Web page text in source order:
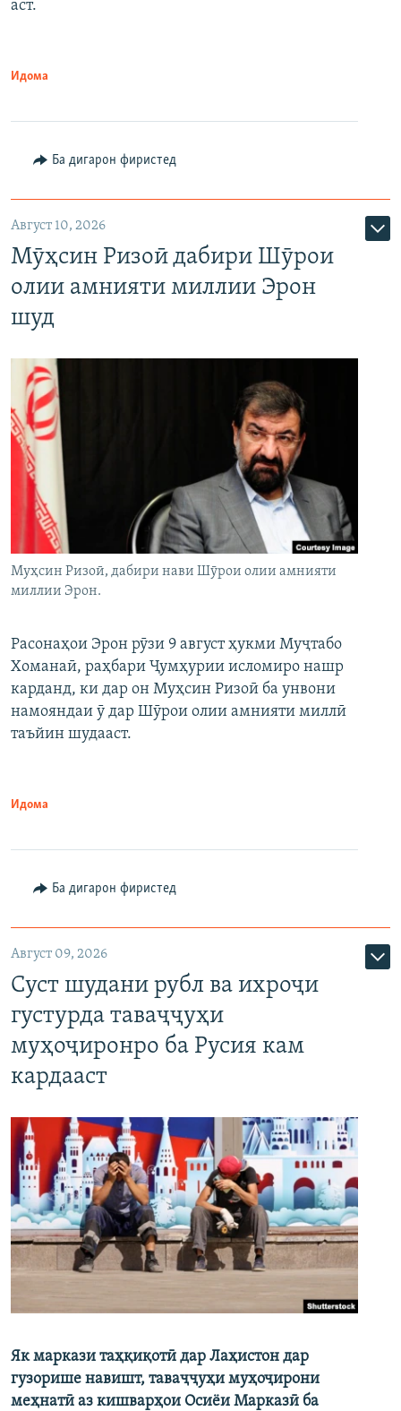
аст.
Идома
Ба дигарон фиристед
Август 10, 2026
Мӯҳсин Ризоӣ дабири Шӯрои
олии амнияти миллии Эрон
шуд
Муҳсин Ризоӣ, дабири нави Шӯрои олии амнияти
миллии Эрон.
Расонаҳои Эрон рӯзи 9 август ҳукми Муҷтабо
Хоманаӣ, раҳбари Ҷумҳурии исломиро нашр
карданд, ки дар он Муҳсин Ризоӣ ба унвони
намояндаи ӯ дар Шӯрои олии амнияти миллӣ
таъйин шудааст.
Идома
Ба дигарон фиристед
Август 09, 2026
Суст шудани рубл ва ихроҷи
густурда таваҷҷуҳи
муҳоҷиронро ба Русия кам
кардааст
Як маркази таҳқиқотӣ дар Лаҳистон дар
гузорише навишт, таваҷҷуҳи муҳоҷирони
меҳнатӣ аз кишварҳои Осиёи Марказӣ ба